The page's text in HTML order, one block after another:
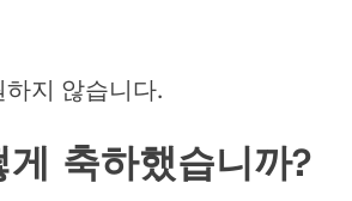
지 않습니다.
축하했습니까?